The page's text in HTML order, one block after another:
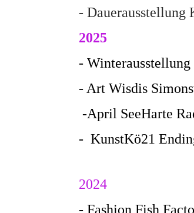
- Dauerausstellung
2025
- Winterausstellung
- Art Wisdis
-April SeeHarte
- KunstKö21
2024
- Fashion Fish